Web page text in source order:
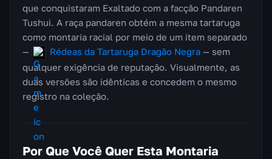
que conquistaram Exaltado com a facção Pandaren
Tushui. A raça pandaren obtém a mesma tartaruga
como montaria racial por meio de um item separado
—
Rédeas da Tartaruga Dragão Negra — sem
qualquer exigência de reputação. Visualmente, as
duas versões são idênticas e concedem o mesmo
registro na coleção.
Por Que Você Quer Esta Montaria